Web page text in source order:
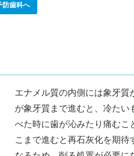
防歯科へ
エナメル質の内側には象牙質
が象牙質まで進むと、 冷たい
べた時に歯が沁みたり痛むこ
こまで進むと再石灰化を期待